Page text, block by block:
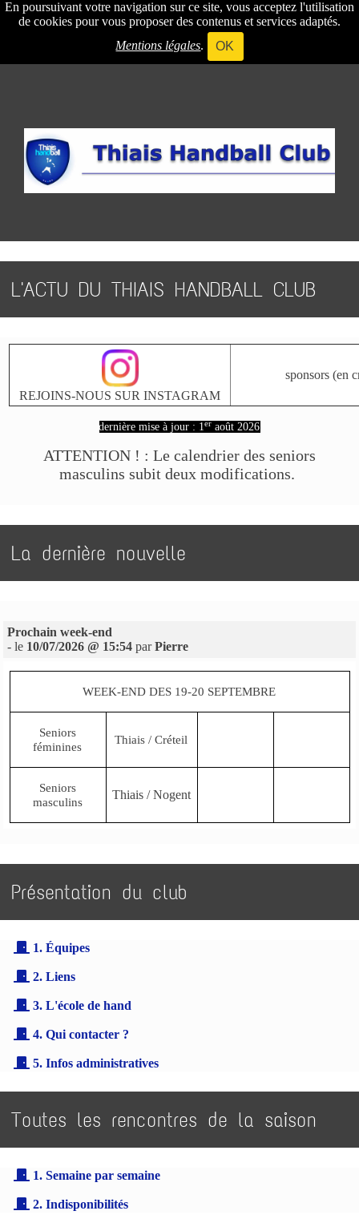
En poursuivant votre navigation sur ce site, vous acceptez l'utilisation
de cookies pour vous proposer des contenus et services adaptés.
Mentions légales. OK
L'ACTU DU THIAIS HANDBALL CLUB
REJOINS-NOUS SUR INSTAGRAM
sponsors (en
dernière mise à jour : 1er août 2026
ATTENTION ! : Le calendrier des seniors
masculins subit deux modifications.
La dernière nouvelle
Prochain week-end
- le 10/07/2026 @ 15:54 parPierre
WEEK-END DES 19-20 SEPTEMBRE
Seniors
féminines
Thiais / Créteil
Seniors
masculins
Thiais / Nogent
Présentation du club
1. Équipes
2. Liens
3. L'école de hand
4. Qui contacter ?
5. Infos administratives
Toutes les rencontres de la saison
1. Semaine par semaine
2. Indisponibilités